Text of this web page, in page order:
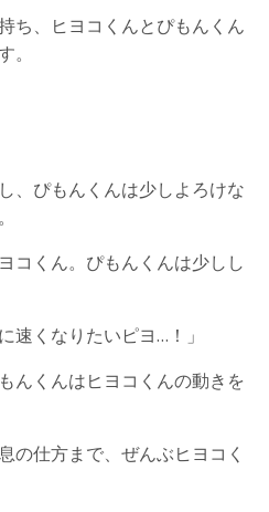
ち、ヒヨコくんとぴもんくん
。
、ぴもんくんは少しよろけな
コくん。ぴもんくんは少しし
速くなりたいピヨ…！」
んくんはヒヨコくんの動きを
の仕方まで、ぜんぶヒヨコく